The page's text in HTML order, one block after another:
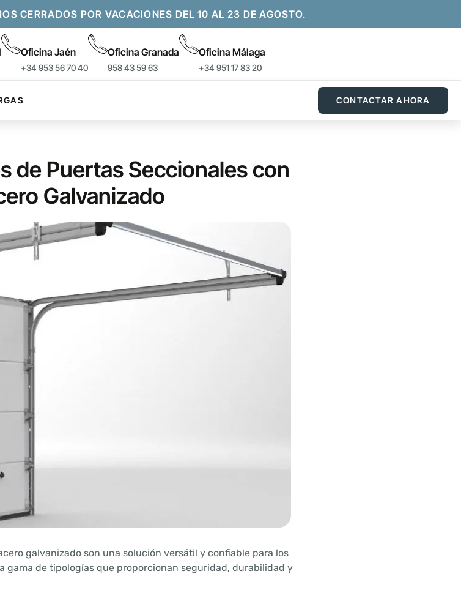
CERRADOS POR VACACIONES DEL 10 AL 23 DE AGOSTO.
Oficina Jaén
+34 953 56 70 40
Oficina Granada
958 43 59 63
Oficina Málaga
+34 951 17 83 20
CONTACTAR AHORA
de Puertas Seccionales con
Galvanizado
galvanizado son una solución versátil y confiable para los
gama de tipologías que proporcionan seguridad, durabilidad y